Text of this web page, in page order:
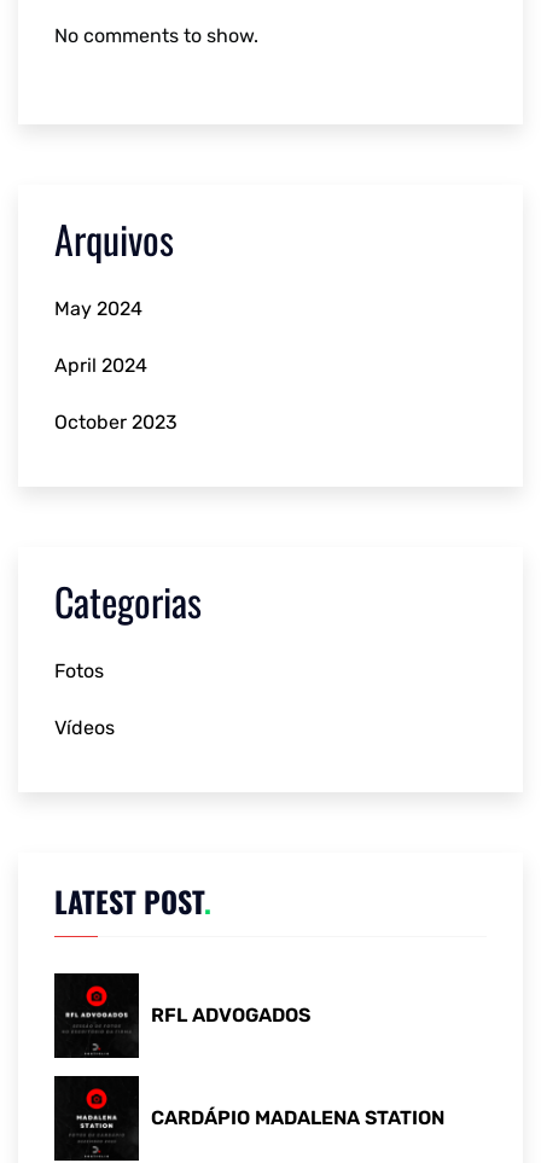
No comments to show.
Arquivos
May 2024
April 2024
October 2023
Categorias
Fotos
Vídeos
LATEST POST.
RFL ADVOGADOS
CARDÁPIO MADALENA STATION